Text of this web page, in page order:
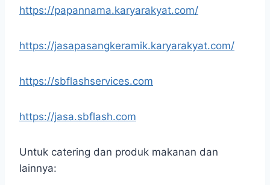
https://papannama.karyarakyat.com/
https://jasapasangkeramik.karyarakyat.com/
https://sbflashservices.com
https://jasa.sbflash.com
Untuk catering dan produk makanan dan
lainnya: